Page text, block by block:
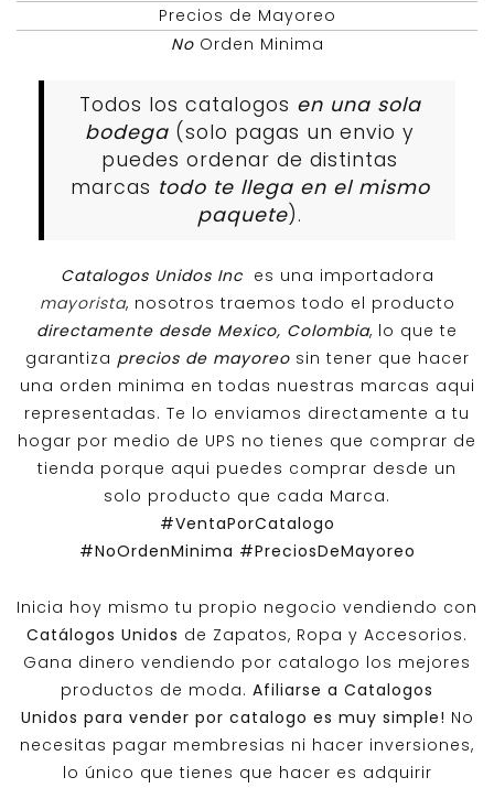
Precios de Mayoreo
NoOrden Minima
Todos los catalogos en una sola
bodega (solo pagas un envio y
puedes ordenar de distintas
marcas todo te llega en el mismo
paquete).
Catalogos Unidos Inc es una importadora
mayorista, nosotros traemos todo el producto
directamente desde Mexico, Colombia, lo que te
garantiza precios de mayoreosin tener que hacer
una orden minima en todas nuestras marcas aqui
representadas. Te lo enviamos directamente a tu
hogar por medio de UPS no tienes que comprar de
tienda porque aqui puedes comprar desde un
solo producto que cada Marca.
#VentaPorCatalogo
#NoOrdenMinima #PreciosDeMayoreo
Inicia hoy mismo tu propio negocio vendiendo con
Catálogos Unidos de Zapatos, Ropa y Accesorios.
Gana dinero vendiendo por catalogo los mejores
productos de moda. Afiliarse a Catalogos
Unidos para vender por catalogo es muy simple! No
necesitas pagar membresias ni hacer inversiones,
lo único que tienes que hacer es adquirir